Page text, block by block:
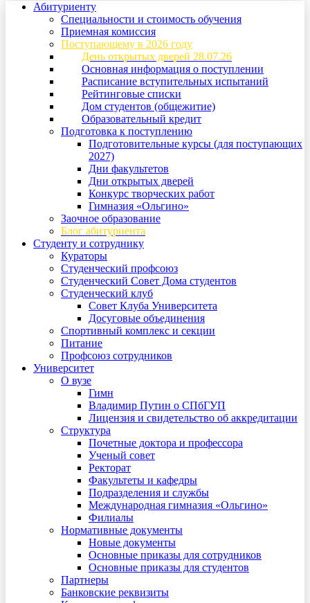
Абитуриенту
Специальности и стоимость обучения
Приемная комиссия
Поступающему в 2026 году
День открытых дверей 28.07.26
Основная информация о поступлении
Расписание вступительных испытаний
Рейтинговые списки
Дом студентов (общежитие)
Образовательный кредит
Подготовка к поступлению
Подготовительные курсы (для поступающих
2027)
Дни факультетов
Дни открытых дверей
Конкурс творческих работ
Гимназия «Ольгино»
Заочное образование
Блог абитуриента
Студенту и сотруднику
Кураторы
Студенческий профсоюз
Студенческий Совет Дома студентов
Студенческий клуб
Совет Клуба Университета
Досуговые объединения
Спортивный комплекс и секции
Питание
Профсоюз сотрудников
Университет
О вузе
Гимн
Владимир Путин о СПбГУП
Лицензия и свидетельство об аккредитации
Структура
Почетные доктора и профессора
Ученый совет
Ректорат
Факультеты и кафедры
Подразделения и службы
Международная гимназия «Ольгино»
Филиалы
Нормативные документы
Новые документы
Основные приказы для сотрудников
Основные приказы для студентов
Партнеры
Банковские реквизиты